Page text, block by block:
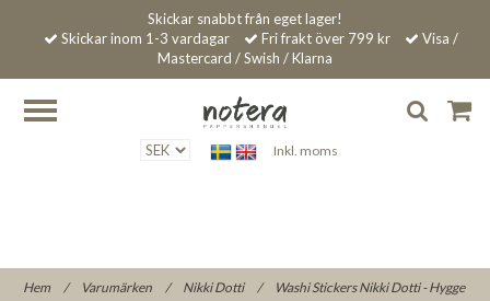
Skickar snabbt från eget lager!
Skickar inom 1-3 vardagar
Fri frakt över 799 kr
Visa /
Mastercard / Swish / Klarna
Inkl. moms
Hem / Varumärken / Nikki Dotti / Washi Stickers Nikki Dotti - Hygge